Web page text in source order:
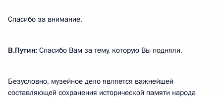
Спасибо за внимание.
В.Путин: Спасибо Вам за тему, которую Вы подняли.
Безусловно, музейное дело является важнейшей
составляющей сохранения исторической памяти народа